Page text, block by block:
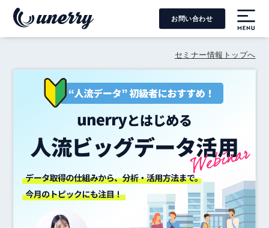
お問い合わせ
セミナー情報トップへ